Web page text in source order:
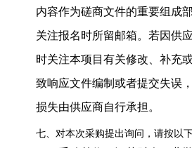
内容作为磋商文件的重要组成部
关注报名时所留邮箱。若因供
时关注本项目有关修改、补充
致响应文件编制 或者提交失误
损失由供应商自行承担。
七、对本次采购提出询问，请按以